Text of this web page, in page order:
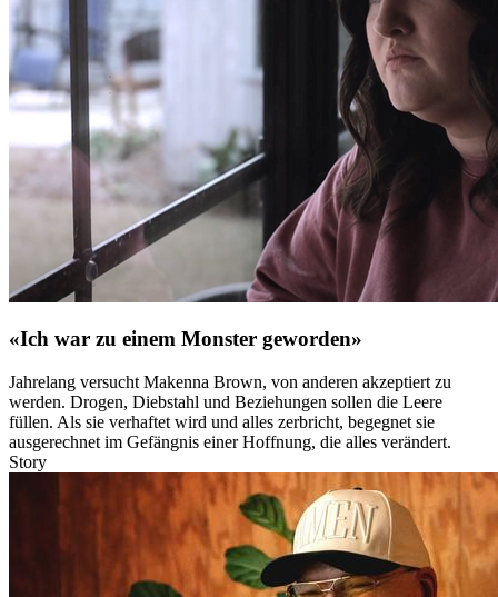
«Ich war zu einem Monster geworden»
Jahrelang versucht Makenna Brown, von anderen akzeptiert zu
werden. Drogen, Diebstahl und Beziehungen sollen die Leere
füllen. Als sie verhaftet wird und alles zerbricht, begegnet sie
ausgerechnet im Gefängnis einer Hoffnung, die alles verändert.
Story